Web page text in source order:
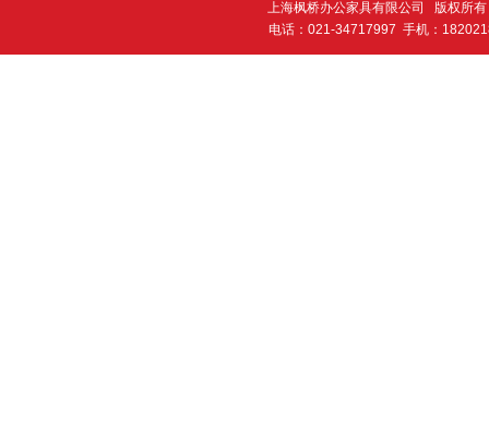
上海枫桥办公家具有限公司 版权所
电话：021-34717997 手机：